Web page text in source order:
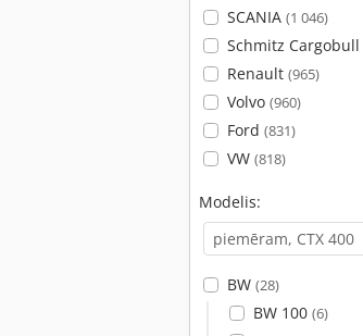
SCANIA (1 046)
Schmitz Cargobull
Renault (965)
Volvo (960)
Ford (831)
VW (818)
Modelis:
BW (28)
BW 100 (6)